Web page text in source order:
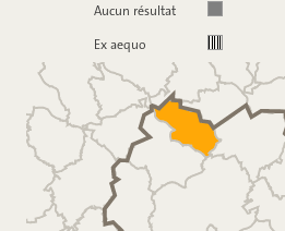
Aucun résultat
Ex aequo